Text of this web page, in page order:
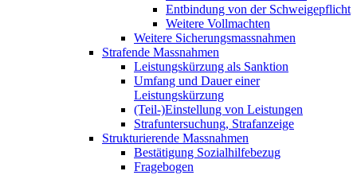
Entbindung von der Schweigepflicht
Weitere Vollmachten
Weitere Sicherungsmassnahmen
Strafende Massnahmen
Leistungskürzung als Sanktion
Umfang und Dauer einer
Leistungskürzung
(Teil-)Einstellung von Leistungen
Strafuntersuchung, Strafanzeige
Strukturierende Massnahmen
Bestätigung Sozialhilfebezug
Fragebogen